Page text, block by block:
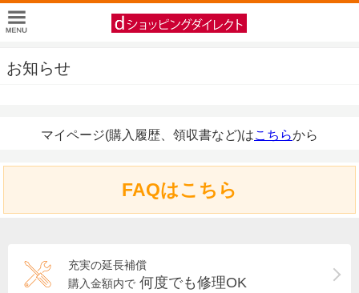
お知らせ
マイページ(購入履歴、領収書など)はこちらから
FAQはこちら
充実の延長補償
購入金額内で 何度でも修理OK